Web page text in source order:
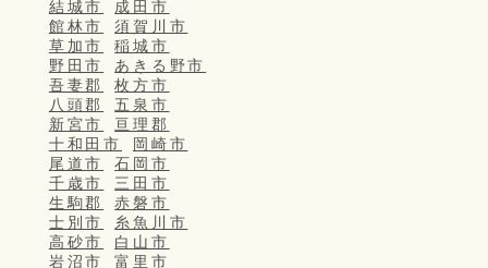
結城市
成田市
館林市
須賀川市
草加市
稲城市
野田市
あきる野市
吾妻郡
枚方市
八頭郡
五泉市
新宮市
亘理郡
十和田市
岡崎市
尾道市
石岡市
千歳市
三田市
生駒郡
赤磐市
士別市
糸魚川市
高砂市
白山市
岩沼市
富里市